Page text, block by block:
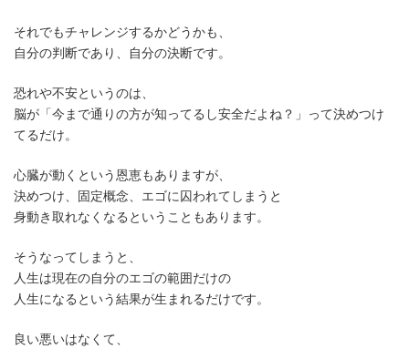
それでもチャレンジするかどうかも、
自分の判断であり、自分の決断です。
恐れや不安というのは、
脳が「今まで通りの方が知ってるし安全だよね？」って決めつけ
てるだけ。
心臓が動くという恩恵もありますが、
決めつけ、固定概念、エゴに囚われてしまうと
身動き取れなくなるということもあります。
そうなってしまうと、
人生は現在の自分のエゴの範囲だけの
人生になるという結果が生まれるだけです。
良い悪いはなくて、